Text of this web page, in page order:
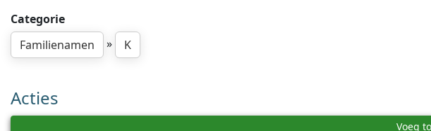
Categorie
Familienamen
» K
Acties
Voeg